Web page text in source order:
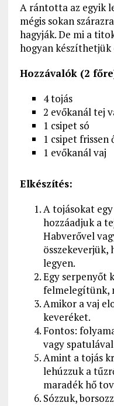
A rántotta az egyik
mégis sokan
hagyják. De mi a
hogyan
Hozzávalók (2
4 tojás
2 evőkanál tej
1 csipet só
1 csipet
1 evőkanál vaj
Elkészítés:
A tojásokat
hozzáadjuk a
Habverővel
összekeverjük,
legyen.
Egy serpenyőt
felmelegítünk,
Amikor a vaj
keveréket.
Fontos:
vagy
Amint a tojás
lehúzzuk a
maradék hő
Sózzuk,